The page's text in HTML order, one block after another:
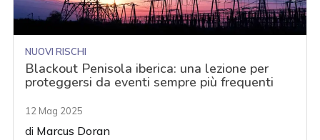
NUOVI RISCHI
Blackout Penisola iberica: una lezione per
proteggersi da eventi sempre più frequenti
12 Mag 2025
di Marcus Doran